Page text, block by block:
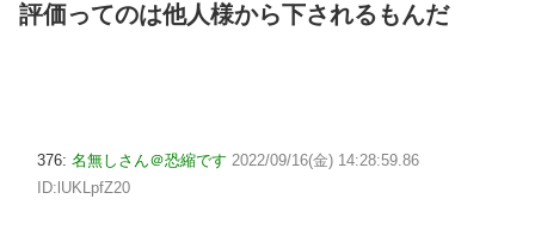
評価ってのは他人様から下されるもんだ
376: 名無しさん＠恐縮です 2022/09/16(金) 14:28:59.86
ID:lUKLpfZ20